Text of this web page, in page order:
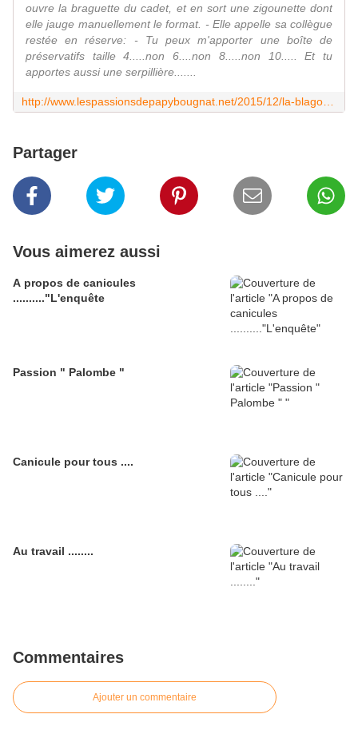
ouvre la braguette du cadet, et en sort une zigounette dont
elle jauge manuellement le format. - Elle appelle sa collègue
restée en réserve: - Tu peux m'apporter une boîte de
préservatifs taille 4.....non 6....non 8.....non 10..... Et tu
apportes aussi une serpillière.......
Partager
Vous aimerez aussi
A propos de canicules
.........."L'enquête
Passion " Palombe "
Canicule pour tous ....
Au travail ........
Commentaires
Ajouter un commentaire